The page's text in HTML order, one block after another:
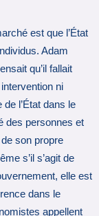
est que l’État
Adam
qu’il fallait
ni
l’État dans le
des personnes et
son propre
s’il s’agit de
elle est
dans le
appellent